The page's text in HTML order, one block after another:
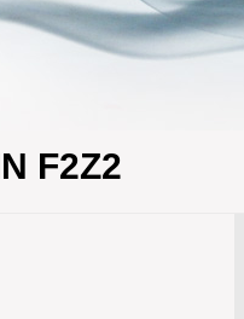
F2Z2